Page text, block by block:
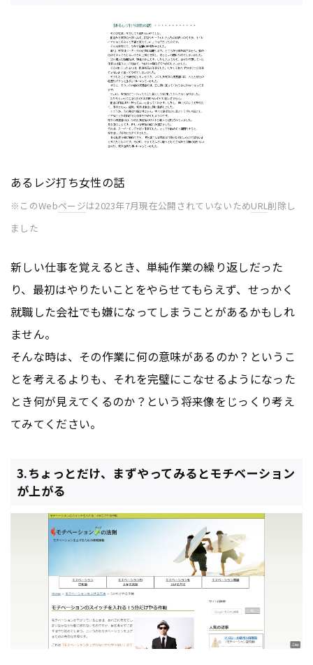
あるレジ打ち女性の話
※このWebページは2023年7月現在公開されていないためURL削除し
ました
新しい仕事を覚えるとき、単純作業の繰り返しだった
り、最初はやりたいことをやらせてもらえず、せっかく
就職した会社でも嫌になってしまうことがあるかもしれ
ません。
そんな時は、その作業に何の意味があるのか？というこ
とを考えるよりも、それを完璧にこなせるようになった
とき何が見えてくるのか？という将来像をじっくり考え
てみてください。
3.ちょっとだけ、まずやってみるとモチベーション
が上がる